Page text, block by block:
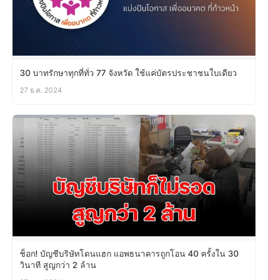
30 บาทรักษาทุกที่ทั่ว 77 จังหวัด ใช้แค่บัตรประชาชนใบเดียว
27 ธ.ค. 2024
ช็อก! บัญชีบริษัทโดนแฮก แอพธนาคารถูกโอน 40 ครั้งใน 30
วินาที สูญกว่า 2 ล้าน